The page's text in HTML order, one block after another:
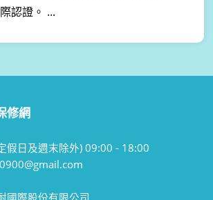
認證。 ...
修網
假日及週末除外) 09:00 - 18:00